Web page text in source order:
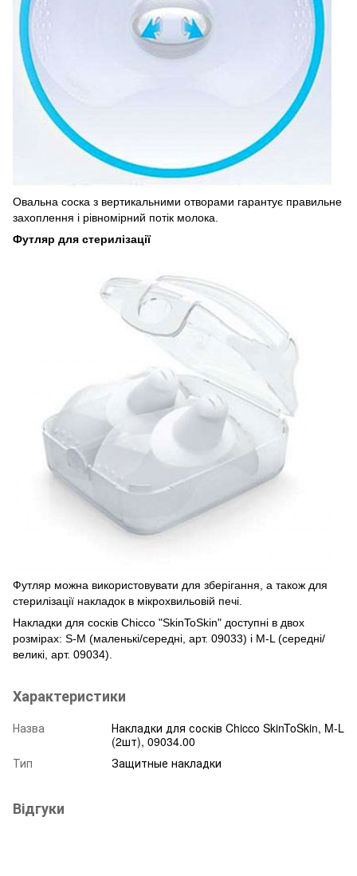
Овальна соска з вертикальними отворами гарантує правильне
захоплення і рівномірний потік молока.
Футляр для стерилізації
Футляр можна використовувати для зберігання, а також для
стерилізації накладок в мікрохвильовій печі.
Накладки для сосків Chicco "SkinToSkin" доступні в двох
розмірах: S-M (маленькі/середні, арт. 09033) і M-L (середні/
великі, арт. 09034).
Характеристики
Назва
Накладки для сосків Chicco SkinToSkin, M-L
(2шт), 09034.00
Тип
Защитные накладки
Відгуки